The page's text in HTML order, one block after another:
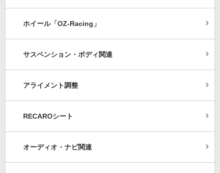
ホイール「OZ-Racing」
サスペンション・ボディ関連
アライメント調整
RECAROシート
オーディオ・ナビ関連